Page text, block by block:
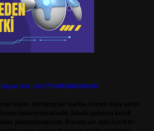
Skype: live:.cid.575569c608265c69